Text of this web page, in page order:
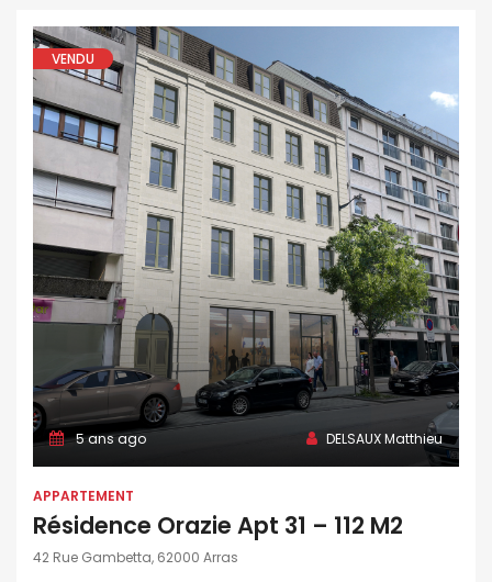
VENDU
5 ans ago DELSAUX Matthieu
APPARTEMENT
Résidence Orazie Apt 31 – 112 M2
42 Rue Gambetta, 62000 Arras